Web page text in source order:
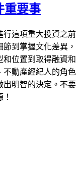
重要事
行這項重大投資之前
到掌握文化差異，
位置到取得融資和
不動產經紀人的角色
出明智的決定。不要